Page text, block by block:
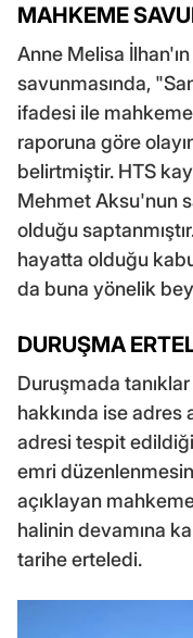
MAHKEME
Anne Melisa
savunmasında,
ifadesi ile
raporuna göre
belirtmiştir. HTS
Mehmet Aksu'nun
olduğu
hayatta olduğu
da buna yönelik
DURUŞMA
Duruşmada
hakkında ise adres
adresi tespit
emri
açıklayan
halinin devamına
tarihe erteledi.